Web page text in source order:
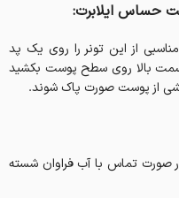
حساس ایلابرت:
از این تونر را روی یک پد
سمت بالا روی سطح پوست بکشید
از پوست صورت پاک شوند.
صورت تماس با آب فراوان شسته